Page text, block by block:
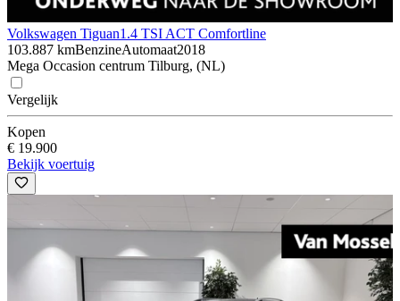
Volkswagen Tiguan1.4 TSI ACT Comfortline
103.887 kmBenzineAutomaat2018
Mega Occasion centrum Tilburg, (NL)
Vergelijk
Kopen
€ 19.900
Bekijk voertuig